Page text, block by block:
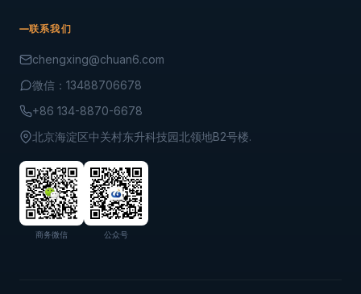
联系我们
chengxing@chuan6.com
微信：13488706678
+86 134-8870-6678
北京海淀区中关村东升科技园北领地B2号楼.
商务微信 公众号